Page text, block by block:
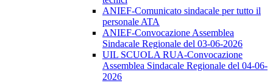
ANIEF-Comunicato sindacale per tutto il
personale ATA
ANIEF-Convocazione Assemblea
Sindacale Regionale del 03-06-2026
UIL SCUOLA RUA-Convocazione
Assemblea Sindacale Regionale del 04-06-
2026